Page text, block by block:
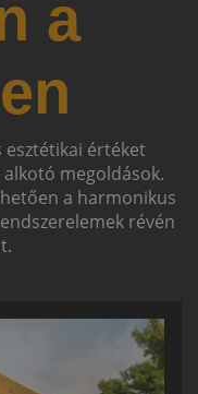
a
esztétikai értéket
megoldások.
a harmonikus
révén